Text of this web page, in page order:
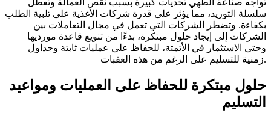
تواجه صناعة الطهي تحديات كبيرة بسبب نقص العمالة وتعطل
سلسلة التوريد، مما يؤثر على قدرة شركات الأغذية على تلبية الطلب
بكفاءة. وتضطر الشركات التي تعمل في مجال التعاملات بين
الشركات إلى إيجاد حلول مبتكرة، بدءًا من تنويع قاعدة مورديها
وحتى الاستثمار في الأتمتة، للحفاظ على عمليات ثابتة وجداول
زمنية للتسليم على الرغم من هذه العقبات.
حلول مبتكرة للحفاظ على العمليات ومواعيد
التسليم